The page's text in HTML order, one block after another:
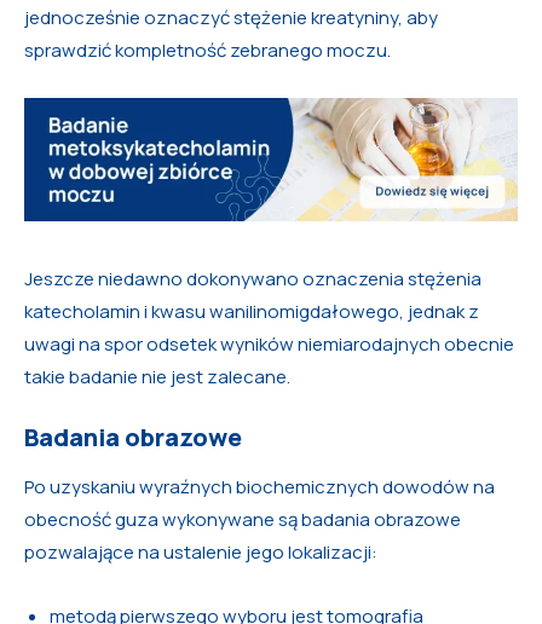
jednocześnie oznaczyć stężenie kreatyniny, aby
sprawdzić kompletność zebranego moczu.
Jeszcze niedawno dokonywano oznaczenia stężenia
katecholamin i kwasu wanilinomigdałowego, jednak z
uwagi na spor odsetek wyników niemiarodajnych obecnie
takie badanie nie jest zalecane.
Badania obrazowe
Po uzyskaniu wyraźnych biochemicznych dowodów na
obecność guza wykonywane są badania obrazowe
pozwalające na ustalenie jego lokalizacji:
metodą pierwszego wyboru jest tomografia